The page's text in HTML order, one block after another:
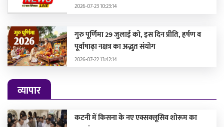
2026-07-23 10:23:14
गुरु पूर्णिमा 29 जुलाई को, इस दिन प्रीति, हर्षण व
पूर्वाषाढ़ा नक्षत्र का अद्भुत संयोग
2026-07-22 13:42:14
व्यापार
कटनी में किसना के नए एक्सक्लूसिव शोरूम का